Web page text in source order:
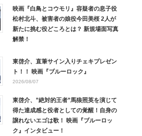
映画『白鳥とコウモリ』容疑者の息子役
松村北斗、被害者の娘役今田美桜 2人が
新たに挑む役どころとは？ 新規場面写真
解禁！
東啓介、直筆サイン入りチェキプレゼン
ト！！ 映画『ブルーロック』
2026/08/07
東啓介、”絶対的王者”馬狼照英を演じて
得た達成感と役者としての覚醒！自身の
譲れないエゴは歌！ 映画『ブルーロッ
ク』インタビュー！